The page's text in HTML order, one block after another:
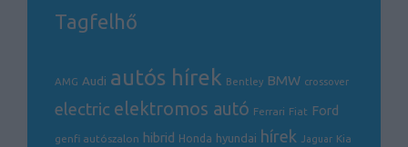
Tagfelhő
AMG Audi autós hírek Bentley BMW crossover
electric elektromos autó Ferrari Fiat Ford
genfi autószalon hibrid Honda hyundai hírek Jaguar Kia